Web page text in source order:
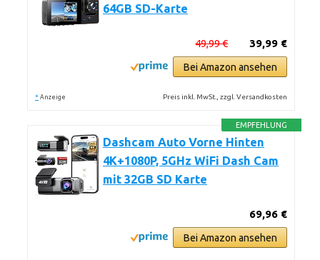
64GB SD-Karte
39,99 €
49,99 €
Bei Amazon ansehen
* Anzeige Preis inkl. MwSt., zzgl. Versandkosten
EMPFEHLUNG
Dashcam Auto Vorne Hinten
4K+1080P, 5GHz WiFi Dash Cam
mit 32GB SD Karte
69,96 €
Bei Amazon ansehen